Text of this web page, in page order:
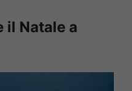
il Natale a